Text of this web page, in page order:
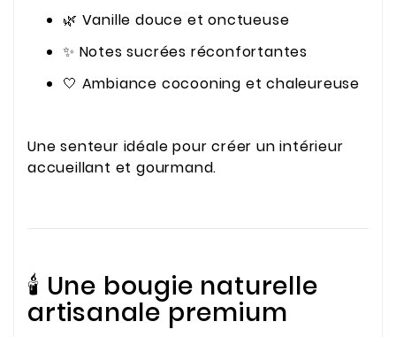
🌿 Vanille douce et onctueuse
✨ Notes sucrées réconfortantes
🤍 Ambiance cocooning et chaleureuse
Une senteur idéale pour créer un intérieur
accueillant et gourmand.
🕯️ Une bougie naturelle
artisanale premium